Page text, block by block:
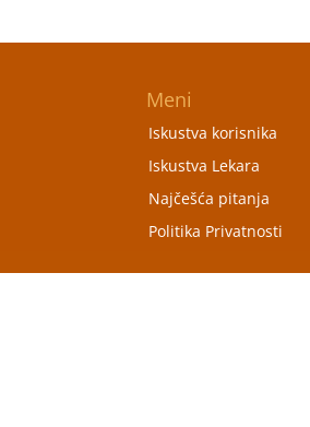
Meni
Iskustva korisnika
Iskustva Lekara
Najčešća pitanja
Politika Privatnosti